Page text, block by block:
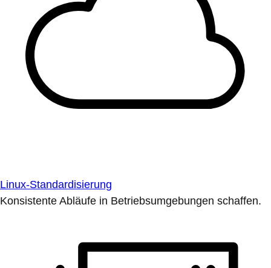
Linux-Standardisierung
Konsistente Abläufe in Betriebsumgebungen schaffen.